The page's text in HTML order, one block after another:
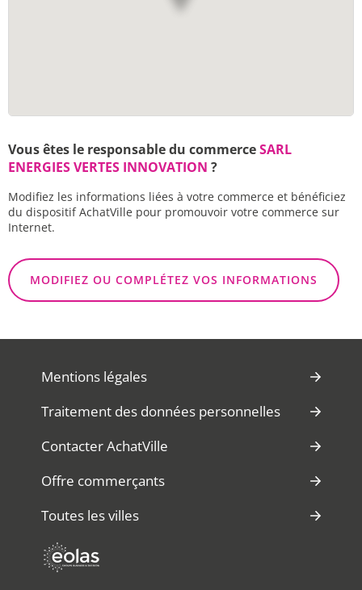
Vous êtes le responsable du commerceSARL
ENERGIES VERTES INNOVATION ?
Modifiez les informations liées à votre commerce et bénéficiez
du dispositif AchatVille pour promouvoir votre commerce sur
Internet.
MODIFIEZ OU COMPLÉTEZ VOS INFORMATIONS
Mentions légales
Traitement des données personnelles
Contacter AchatVille
Offre commerçants
Toutes les villes